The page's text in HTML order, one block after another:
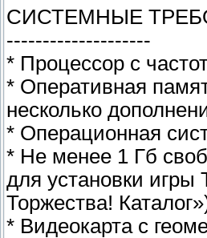
СИСТЕМНЫЕ
--------------------
* Процессор с
* Оперативная
несколько
* Операционная
* Не менее 1 Гб
для установки
Торжества!
* Видеокарта с